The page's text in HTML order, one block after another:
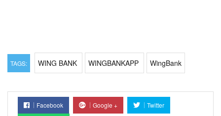
TAGS: WING BANK WINGBANKAPP WingBank
Facebook Google +
Twitter